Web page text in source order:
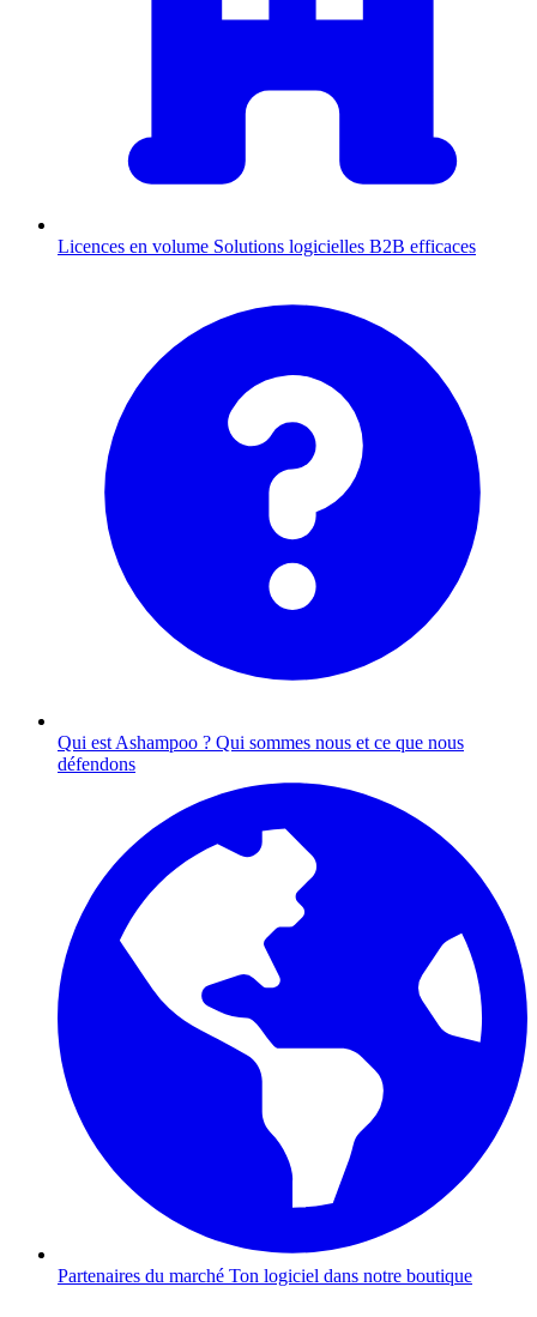
Licences en volume Solutions logicielles B2B efficaces
Qui est Ashampoo ? Qui sommes nous et ce que nous
défendons
Partenaires du marché Ton logiciel dans notre boutique